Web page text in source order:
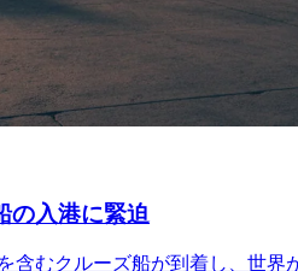
の入港に緊迫
含むクルーズ船が到着し、世